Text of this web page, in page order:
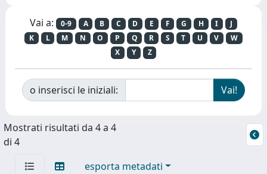
Vai a: 0-9 A B C D E F G H I
J
K
L M N O P Q R S T U V
W
X
Y Z
o inserisci le iniziali:
Mostrati risultati da 4 a 4
di 4
esporta metadati